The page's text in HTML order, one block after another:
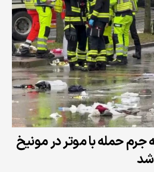
جرم حمله‌ با موتر در مونیخ